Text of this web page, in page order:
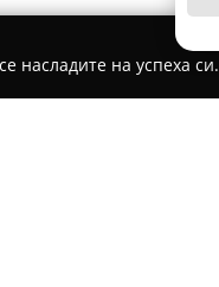
насладите на успеха си.